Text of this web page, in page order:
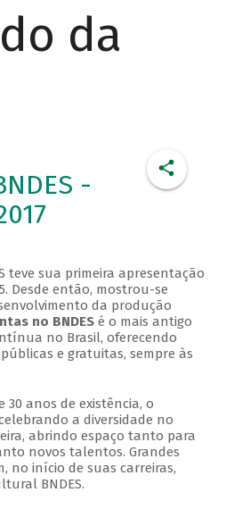
da
-
teve sua primeira apresentação
Desde então, mostrou-se
da produção
no BNDESé o mais antigo
no Brasil, oferecendo
e gratuitas, sempre às
30 anos de existência, o
a diversidade no
abrindo espaço tanto para
novos talentos. Grandes
no início de suas carreiras,
BNDES.